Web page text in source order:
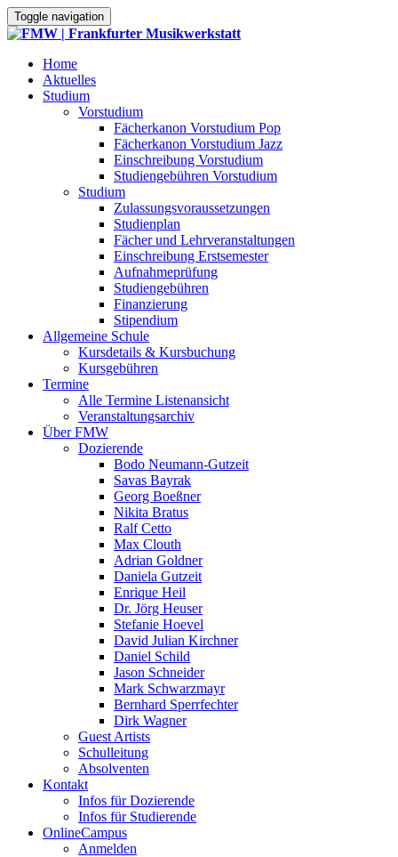
Toggle navigation
Home
Aktuelles
Studium
Vorstudium
Fächerkanon Vorstudium Pop
Fächerkanon Vorstudium Jazz
Einschreibung Vorstudium
Studiengebühren Vorstudium
Studium
Zulassungsvoraussetzungen
Studienplan
Fächer und Lehrveranstaltungen
Einschreibung Erstsemester
Aufnahmeprüfung
Studiengebühren
Finanzierung
Stipendium
Allgemeine Schule
Kursdetails & Kursbuchung
Kursgebühren
Termine
Alle Termine Listenansicht
Veranstaltungsarchiv
Über FMW
Dozierende
Bodo Neumann-Gutzeit
Savas Bayrak
Georg Boeßner
Nikita Bratus
Ralf Cetto
Max Clouth
Adrian Goldner
Daniela Gutzeit
Enrique Heil
Dr. Jörg Heuser
Stefanie Hoevel
David Julian Kirchner
Daniel Schild
Jason Schneider
Mark Schwarzmayr
Bernhard Sperrfechter
Dirk Wagner
Guest Artists
Schulleitung
Absolventen
Kontakt
Infos für Dozierende
Infos für Studierende
OnlineCampus
Anmelden